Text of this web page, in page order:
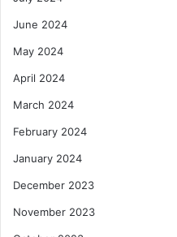
June 2024
May 2024
April 2024
March 2024
February 2024
January 2024
December 2023
November 2023